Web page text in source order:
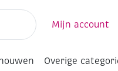
Mijn account
Overige